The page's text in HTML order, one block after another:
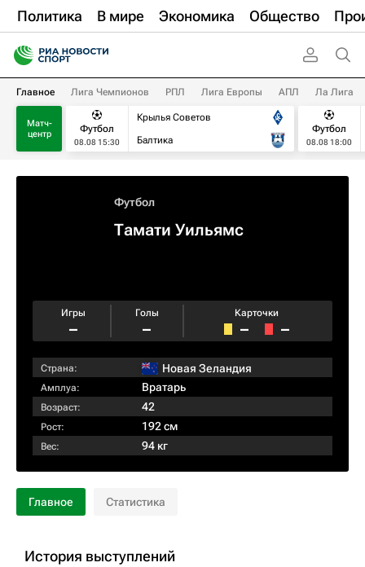
Политика В мире Экономика Общество
Главное Лига Чемпионов РПЛ Лига Европы АПЛ Ла Лига
Матч-
центр
Футбол
08.08 15:30
Крылья Советов
Балтика
Футбол
08.08 18:00
Футбол
Тамати Уильямс
Игры
–
Голы
–
Карточки
– –
Страна: Новая Зеландия
Амплуа: Вратарь
Возраст: 42
Рост: 192 см
Вес: 94 кг
Главное Статистика
История выступлений